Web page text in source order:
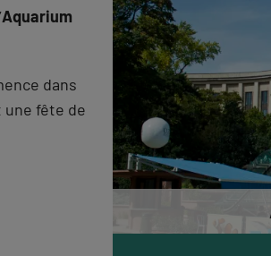
Aquarium
dans
fête de